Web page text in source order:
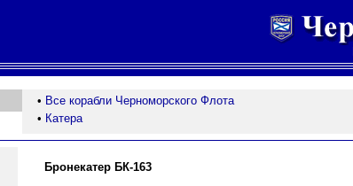
• Все корабли Черноморского Флота
• Катера
Бронекатер БК-163